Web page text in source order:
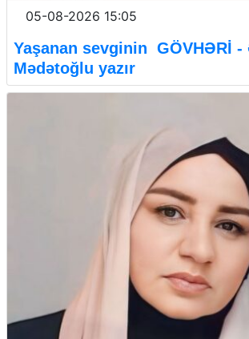
05-08-2026 15:05
Yaşanan sevginin GÖVHƏRİ
Mədətoğlu yazır